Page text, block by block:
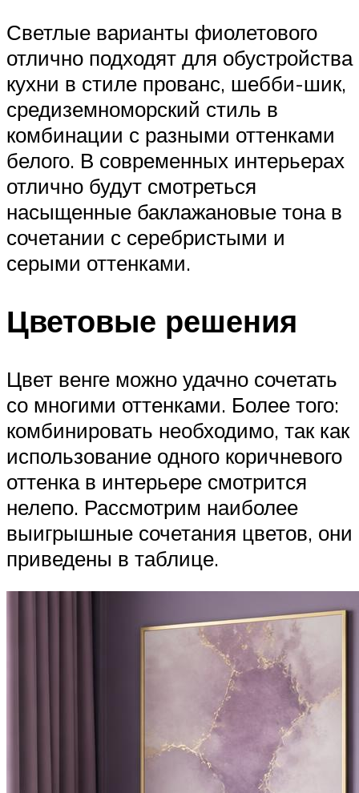
Светлые варианты фиолетового
отлично подходят для обустройства
кухни в стиле прованс, шебби-шик,
средиземноморский стиль в
комбинации с разными оттенками
белого. В современных интерьерах
отлично будут смотреться
насыщенные баклажановые тона в
сочетании с серебристыми и
серыми оттенками.
Цветовые решения
Цвет венге можно удачно сочетать
со многими оттенками. Более того:
комбинировать необходимо, так как
использование одного коричневого
оттенка в интерьере смотрится
нелепо. Рассмотрим наиболее
выигрышные сочетания цветов, они
приведены в таблице.